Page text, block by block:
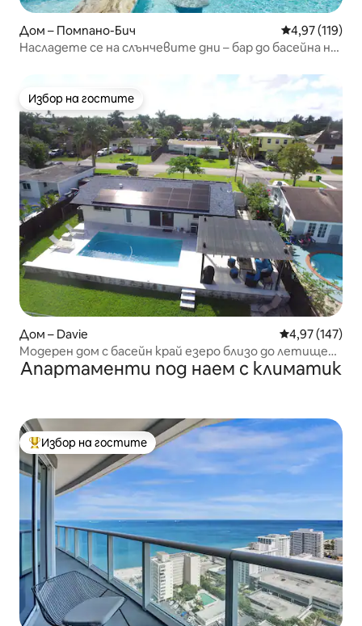
Дом – Помпано-Бич Средна
4,97 (119)
Насладете се на слънчевите дни – бар до басейна на
Избор на гостите
Избор на гостите
Дом – Davie Средна
4,97 (147)
Модерен дом с басейн край езеро близо до летище
Хардрок, Флорида
Апартаменти под наем с климатик
Най-популярен избор на гостите
Избор на гостите